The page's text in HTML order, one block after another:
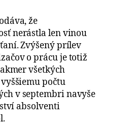
že
nerástla len vinou
Zvýšený prílev
o prácu je totiž
všetkých
počtu
v septembri navyše
absolventi